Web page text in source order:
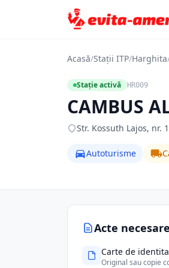
Acasă/Stații ITP/Harghita
Stație activă HR009
CAMBUS
Str. Kossuth Lajos,
Autoturisme
Acte
Carte de
Original sau copie